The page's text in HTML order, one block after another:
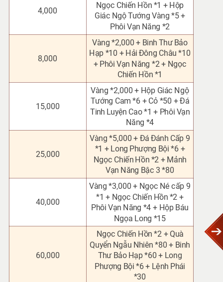
4,000
Ngọc Chiến Hồn *1 + Hộp
Giác Ngộ Tướng Vàng *5 +
Phôi Vạn Năng *2
8,000
Vàng *2,000 + Binh Thư Bảo
Hạp *10 + Hải Đông Châu *10
+ Phôi Vạn Năng *2 + Ngọc
Chiến Hồn *1
15,000
Vàng *2,000 + Hộp Giác Ngộ
Tướng Cam *6+ Cỏ *50 + Đá
Tinh Luyện Cao *1 + Phôi Vạn
Năng *4
25,000
Vàng *5,000 + Đá Đánh Cấp 9
*1 + Long Phượng Bội *6 +
Ngọc Chiến Hồn *2 + Mảnh
Vạn Năng Bậc 3 *80
40,000
Vàng *3,000 + Ngọc Né cấp 9
*1 + Ngọc Chiến Hồn *2 +
Phôi Vạn Năng *4 + Hộp Báu
Ngọa Long *15
60,000
Ngọc Chiến Hồn *2 + Quà
Quyển Ngẫu Nhiên *80 + Binh
Thư Bảo Hạp *60 + Long
Phượng Bội *6 + Lệnh Phái
*30